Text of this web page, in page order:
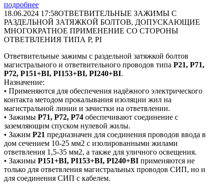
подробнее
18.06.2024 17:58ОТВЕТВИТЕЛЬНЫЕ ЗАЖИМЫ С
РАЗДЕЛЬНОЙ ЗАТЯЖКОЙ БОЛТОВ, ДОПУСКАЮЩИЕ
МНОГОКРАТНОЕ ПРИМЕНЕНИЕ СО СТОРОНЫ
ОТВЕТВЛЕНИЯ ТИПА P, PI
Ответвительные зажимы с раздельной затяжкой болтов
магистрального и ответвительного проводов типа Р21, Р71,
Р72, P151+BI, PI153+BI, PI240+BI.
Назначение:
• Применяются для обеспечения надёжного электрического
контакта методом прокалывания изоляции жил на
магистральной линии и зачистки на ответвлении.
• Зажимы P71, P72, P74 обеспечивают соединение с
заземляющим спуском нулевой жилы.
• Зажим Р21 предназначен для соединения проводов ввода в
дом сечением 10-25 мм2 с изолированными жилами
ответвления 1,5-35 мм2, а также для уличного освещения.
• Зажимы P151+BI, PI153+BI, PI240+BI применяются не
только для ответвления магистральных проводов СИП, но и
для соединения СИП с кабелем.